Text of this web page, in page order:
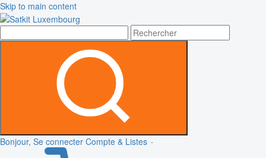
Skip to main content
Bonjour, Se connecter Compte & Listes